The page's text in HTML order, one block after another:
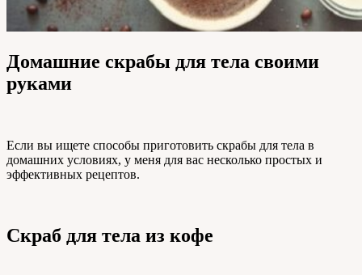
Домашние скрабы для тела своими
руками
Если вы ищете способы приготовить скрабы для тела в
домашних условиях, у меня для вас несколько простых и
эффективных рецептов.
Скраб для тела из кофе